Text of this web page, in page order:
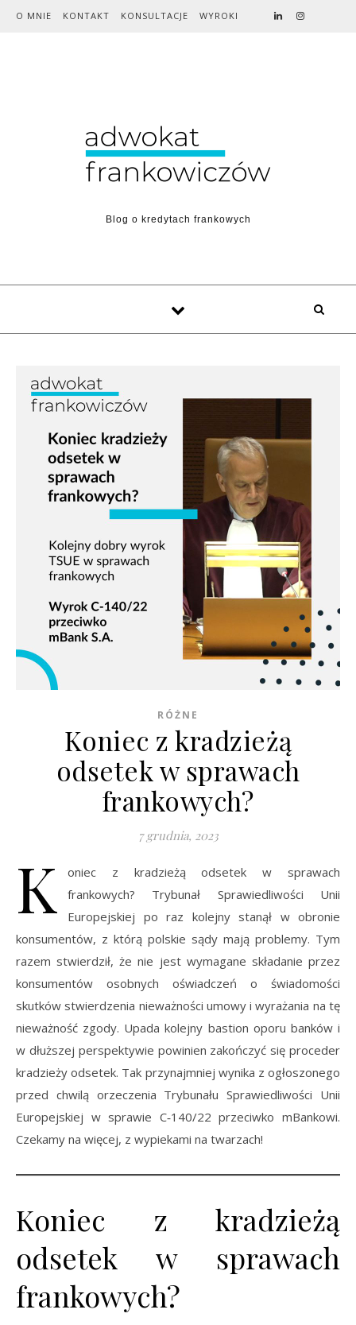
Skip to content
O MNIE KONTAKT KONSULTACJE WYROKI
Blog o kredytach frankowych
RÓŻNE
Koniec z kradzieżą
odsetek w sprawach
frankowych?
7 grudnia, 2023
K
oniec z kradzieżą odsetek w sprawach
frankowych? Trybunał Sprawiedliwości Unii
Europejskiej po raz kolejny stanął w obronie
konsumentów, z którą polskie sądy mają problemy. Tym
razem stwierdził, że nie jest wymagane składanie przez
konsumentów osobnych oświadczeń o świadomości
skutków stwierdzenia nieważności umowy i wyrażania na tę
nieważność zgody. Upada kolejny bastion oporu banków i
w dłuższej perspektywie powinien zakończyć się proceder
kradzieży odsetek. Tak przynajmniej wynika z ogłoszonego
przed chwilą orzeczenia Trybunału Sprawiedliwości Unii
Europejskiej w sprawie C‑140/22 przeciwko mBankowi.
Czekamy na więcej, z wypiekami na twarzach!
Koniec z kradzieżą
odsetek w sprawach
frankowych?